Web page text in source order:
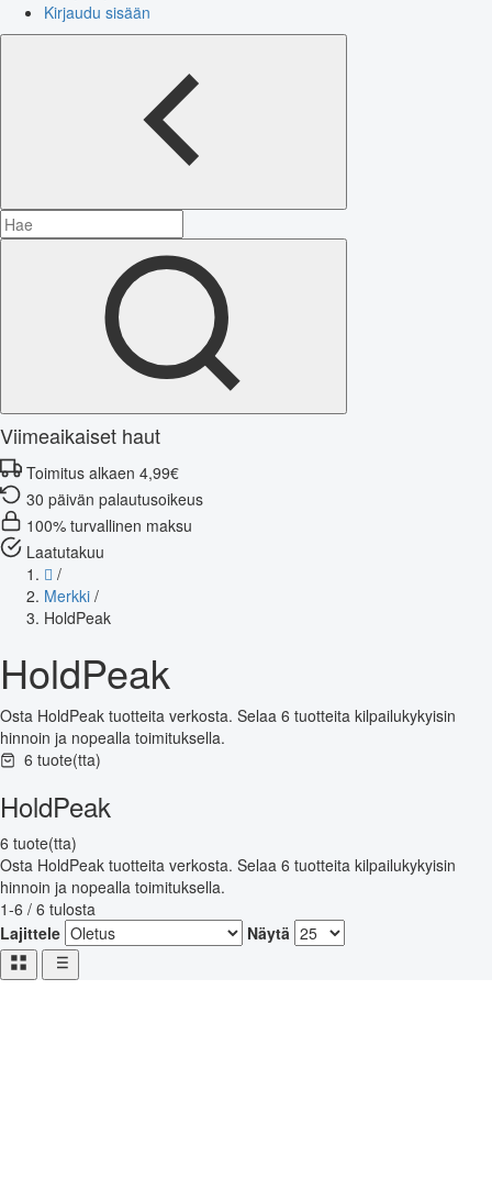
Kirjaudu sisään
Viimeaikaiset haut
Toimitus alkaen 4,99€
30 päivän palautusoikeus
100% turvallinen maksu
Laatutakuu
/
Merkki /
HoldPeak
HoldPeak
Osta HoldPeak tuotteita verkosta. Selaa 6 tuotteita kilpailukykyisin
hinnoin ja nopealla toimituksella.
6 tuote(tta)
HoldPeak
6 tuote(tta)
Osta HoldPeak tuotteita verkosta. Selaa 6 tuotteita kilpailukykyisin
hinnoin ja nopealla toimituksella.
1-6 / 6 tulosta
Lajittele
Näytä